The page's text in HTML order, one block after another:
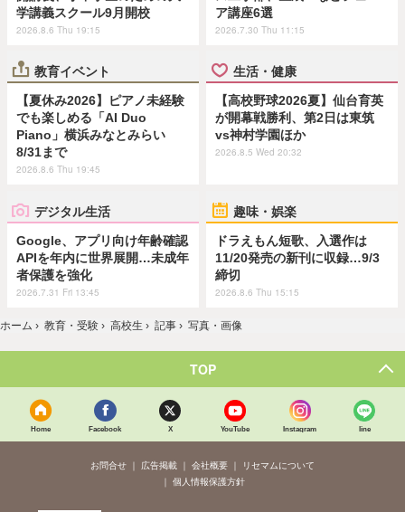
学講義スクール9月開校
2026.8.6 Thu 19:15
ア講座6選
2026.7.30 Thu 11:15
教育イベント
【夏休み2026】ピアノ未経験
でも楽しめる「AI Duo
Piano」横浜みなとみらい
8/31まで
2026.8.6 Thu 19:45
生活・健康
【高校野球2026夏】仙台育英
が開幕戦勝利、第2日は東筑
vs神村学園ほか
2026.8.5 Wed 20:32
デジタル生活
Google、アプリ向け年齢確認
APIを年内に世界展開…未成年
者保護を強化
2026.7.31 Fri 13:45
趣味・娯楽
ドラえもん短歌、入選作は
11/20発売の新刊に収録…9/3
締切
2026.8.6 Thu 15:15
ホーム › 教育・受験 › 高校生 › 記事 › 写真・画像
TOP
Home Facebook X YouTube Instagram line
お問合せ 広告掲載 会社概要
リセマムについて
個人情報保護方針